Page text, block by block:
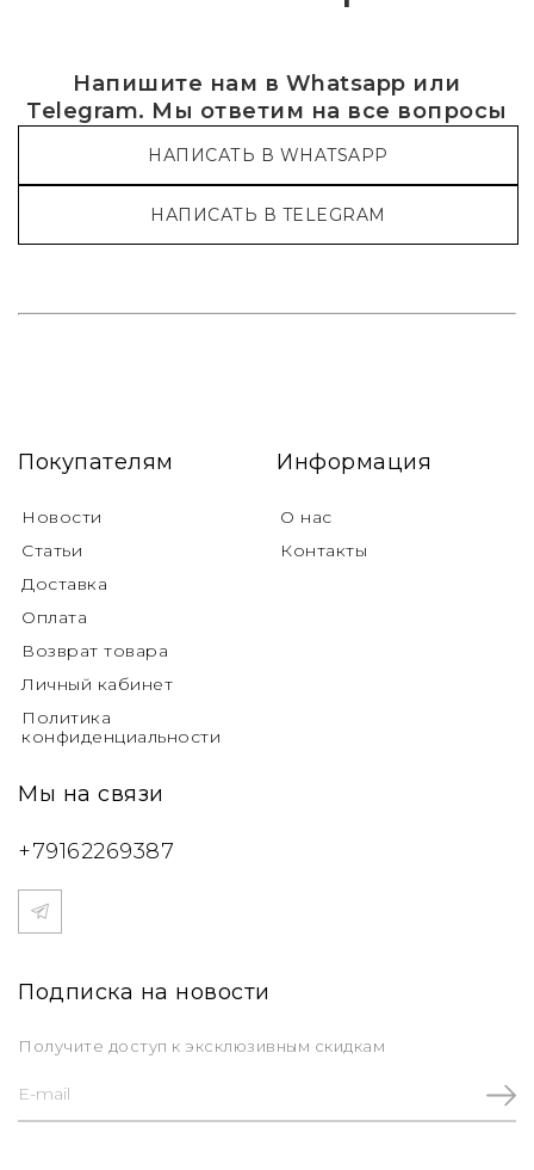
Напишите нам в Whatsapp или
Telegram. Мы ответим на все вопросы
НАПИСАТЬ В WHATSAPP
НАПИСАТЬ В TELEGRAM
Покупателям
Новости
Статьи
Доставка
Оплата
Возврат товара
Личный кабинет
Политика
конфиденциальности
Информация
О нас
Контакты
Мы на связи
+79162269387
Подписка на новости
Получите доступ к эксклюзивным скидкам